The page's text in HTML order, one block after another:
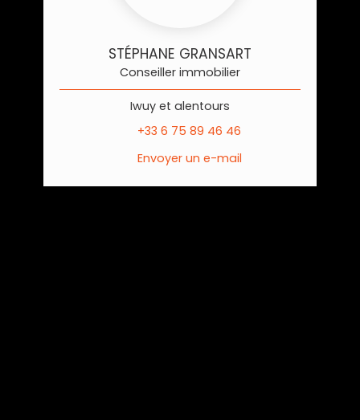
STÉPHANE GRANSART
Conseiller immobilier
Iwuy et alentours
+33 6 75 89 46 46
Envoyer un e-mail